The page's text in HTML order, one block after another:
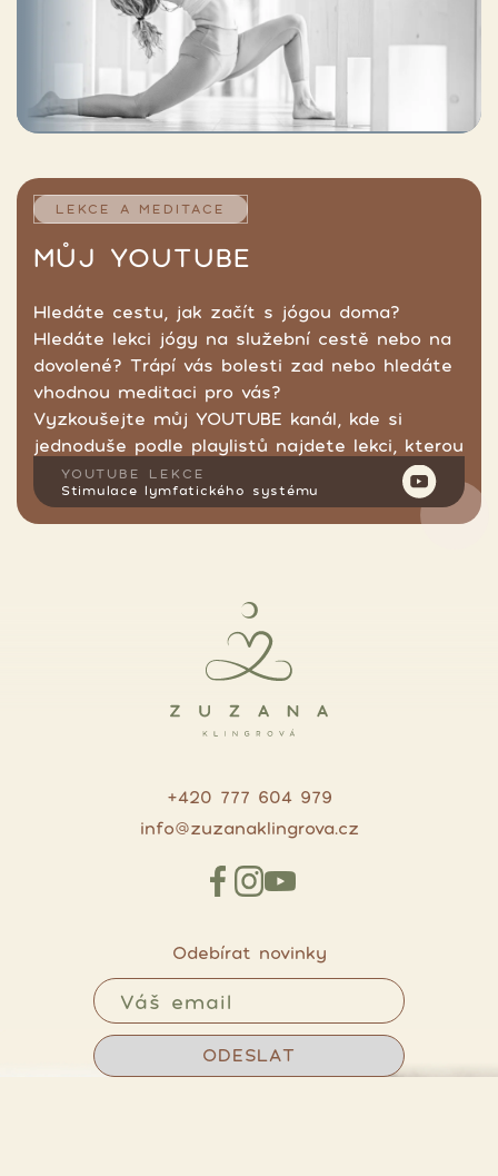
LEKCE A MEDITACE
MŮJ YOUTUBE
Hledáte cestu, jak začít s jógou doma?
Hledáte lekci jógy na služební cestě nebo na
dovolené? Trápí vás bolesti zad nebo hledáte
vhodnou meditaci pro vás?
Vyzkoušejte můj YOUTUBE kanál, kde si
jednoduše podle playlistů najdete lekci, kterou
hledáte.
YOUTUBE LEKCE
Stimulace lymfatického systému
+420 777 604 979
info@zuzanaklingrova.cz
Odebírat novinky
ODESLAT